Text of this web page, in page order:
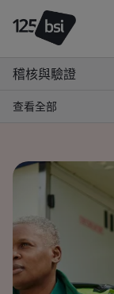
稽核與驗證
查看全部